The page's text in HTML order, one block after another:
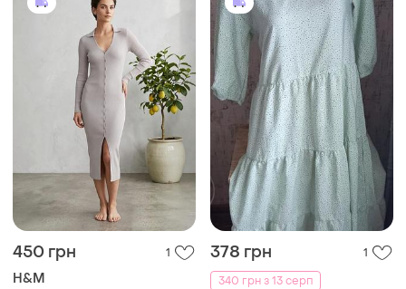
450 грн 1
H&M
378 грн
1
340 грн з 13 серп